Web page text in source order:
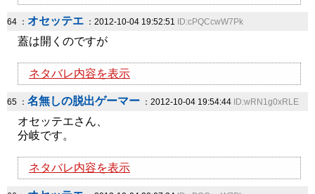
64 ： オセッテエ ：2012-10-04 19:52:51 ID:cPQCcwW7Pk
蓋は開くのですが
ネタバレ内容を表示
65 ： 名無しの脱出ゲーマー ：2012-10-04 19:54:44 ID:wRN1g0xRLE
オセッテエさん、
分岐です。
ネタバレ内容を表示